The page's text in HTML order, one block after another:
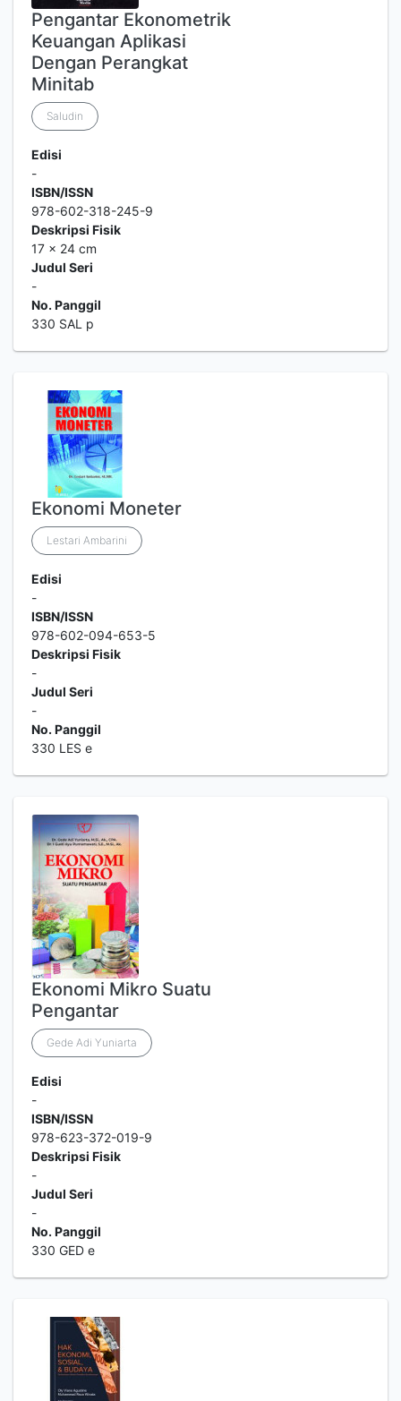
Pengantar Ekonometrik
Keuangan Aplikasi
Dengan Perangkat
Minitab
Saludin
Edisi
-
ISBN/ISSN
978-602-318-245-9
Deskripsi Fisik
17 x 24 cm
Judul Seri
-
No. Panggil
330 SAL p
Ekonomi Moneter
Lestari Ambarini
Edisi
-
ISBN/ISSN
978-602-094-653-5
Deskripsi Fisik
-
Judul Seri
-
No. Panggil
330 LES e
Ekonomi Mikro Suatu
Pengantar
Gede Adi Yuniarta
Edisi
-
ISBN/ISSN
978-623-372-019-9
Deskripsi Fisik
-
Judul Seri
-
No. Panggil
330 GED e